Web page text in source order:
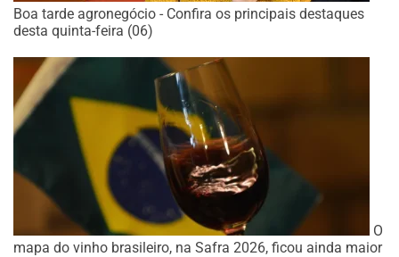
Boa tarde agronegócio - Confira os principais destaques
desta quinta-feira (06)
O
mapa do vinho brasileiro, na Safra 2026, ficou ainda maior